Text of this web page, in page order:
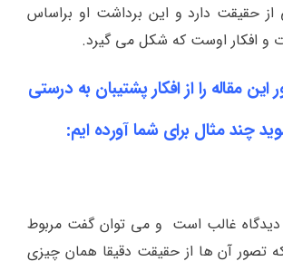
حقیقت دارد و این برداشت او براساس
و افکار اوست که شکل می گیرد.
این مقاله را از افکار پشتیبان به درستی
چند مثال برای شما آورده ایم:
دیدگاه غالب است و می توان گفت مربوط
تصور آن ها از حقیقت دقیقا همان چیزی